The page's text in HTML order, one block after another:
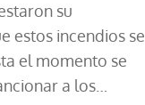
su
estos incendios se
el momento se
a los